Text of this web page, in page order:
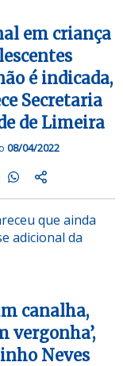
em criança
é indicada,
Secretaria
de Limeira
08/04/2022
que ainda
adicional da
canalha,
vergonha’,
Neves